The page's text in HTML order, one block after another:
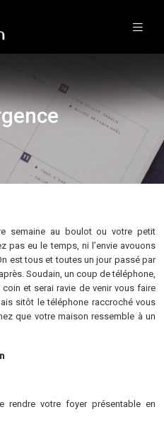
semaine au boulot ou votre petit
pas eu le temps, ni l’envie avouons
est tous et toutes un jour passé par
Soudain, un coup de téléphone,
et serai ravie de venir vous faire
sitôt le téléphone raccroché vous
que votre maison ressemble à un
rendre votre foyer présentable en